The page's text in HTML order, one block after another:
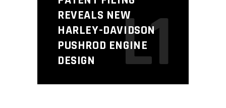
REVEALS NEW
HARLEY-DAVIDSON
PUSHROD ENGINE
DESIGN
L1